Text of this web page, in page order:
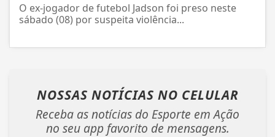
O ex-jogador de futebol Jadson foi preso neste
sábado (08) por suspeita violência...
NOSSAS NOTÍCIAS NO CELULAR
Receba as notícias do Esporte em Ação
no seu app favorito de mensagens.